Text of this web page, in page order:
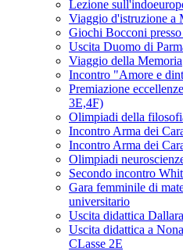
Lezione
Viaggio d'istruzione a
Giochi Bocconi
Uscita Duomo di
Viaggio della Memoria
Incontro "Amore e
Premiazione
3E,4F)
Olimpiadi della
Incontro Arma dei
Incontro Arma dei
Olimpiadi
Secondo incontro
Gara femminile di
universitario
Uscita didattica
Uscita didattica a
CLasse 2E